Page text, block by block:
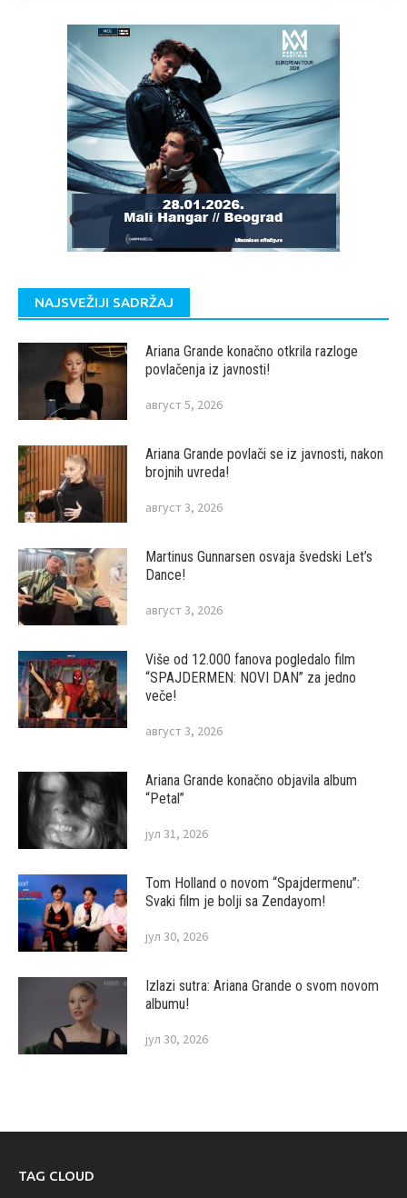
NAJSVEŽIJI SADRŽAJ
Ariana Grande konačno otkrila razloge
povlačenja iz javnosti!
август 5, 2026
Ariana Grande povlači se iz javnosti, nakon
brojnih uvreda!
август 3, 2026
Martinus Gunnarsen osvaja švedski Let’s
Dance!
август 3, 2026
Više od 12.000 fanova pogledalo film
“SPAJDERMEN: NOVI DAN” za jedno
veče!
август 3, 2026
Ariana Grande konačno objavila album
“Petal”
јул 31, 2026
Tom Holland o novom “Spajdermenu”:
Svaki film je bolji sa Zendayom!
јул 30, 2026
Izlazi sutra: Ariana Grande o svom novom
albumu!
јул 30, 2026
TAG CLOUD